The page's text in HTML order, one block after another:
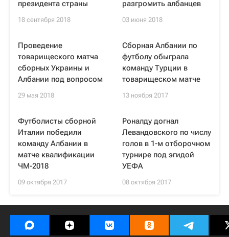
президента страны
18 сентября 2018
разгромить албанцев
03 июня 2018
Проведение
товарищеского матча
сборных Украины и
Албании под вопросом
29 мая 2018
Сборная Албании по
футболу обыграла
команду Турции в
товарищеском матче
13 ноября 2017
Футболисты сборной
Италии победили
команду Албании в
матче квалификации
ЧМ-2018
09 октября 2017
Роналду догнал
Левандовского по числу
голов в 1-м отборочном
турнире под эгидой
УЕФА
08 октября 2017